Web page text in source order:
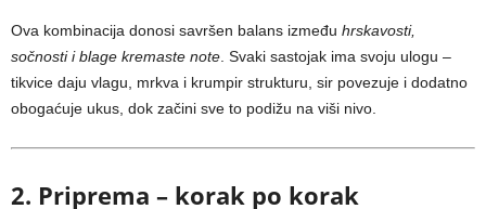
Ova kombinacija donosi savršen balans između hrskavosti,
sočnosti i blage kremaste note . Svaki sastojak ima svoju ulogu –
tikvice daju vlagu, mrkva i krumpir strukturu, sir povezuje i dodatno
obogaćuje ukus, dok začini sve to podižu na viši nivo.
2. Priprema – korak po korak